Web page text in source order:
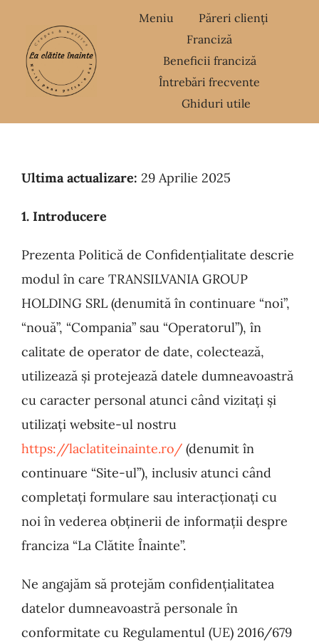
content
Meniu
Păreri clienți
Franciză
Beneficii franciză
Întrebări frecvente
Ghiduri utile
Ultima actualizare: 29 Aprilie 2025
1. Introducere
Prezenta Politică de Confidențialitate descrie
modul în care TRANSILVANIA GROUP
HOLDING SRL (denumită în continuare “noi”,
“nouă”, “Compania” sau “Operatorul”), în
calitate de operator de date, colectează,
utilizează și protejează datele dumneavoastră
cu caracter personal atunci când vizitați și
utilizați website-ul nostru
https://laclatiteinainte.ro/ (denumit în
continuare “Site-ul”), inclusiv atunci când
completați formulare sau interacționați cu
noi în vederea obținerii de informații despre
franciza “La Clătite Înainte”.
Ne angajăm să protejăm confidențialitatea
datelor dumneavoastră personale în
conformitate cu Regulamentul (UE) 2016/679